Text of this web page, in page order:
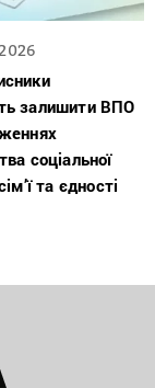
залишити ВПО
соціальної
та єдності